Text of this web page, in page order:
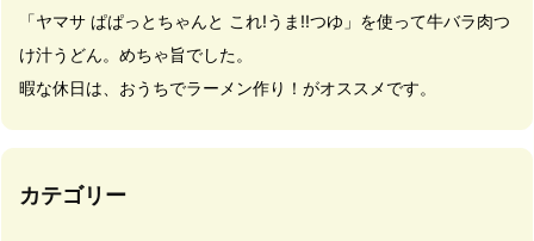
「ヤマサ ぱぱっとちゃんと これ!うま!!つゆ」を使って牛バラ肉つ
け汁うどん。めちゃ旨でした。
暇な休日は、おうちでラーメン作り！がオススメです。
カテゴリー